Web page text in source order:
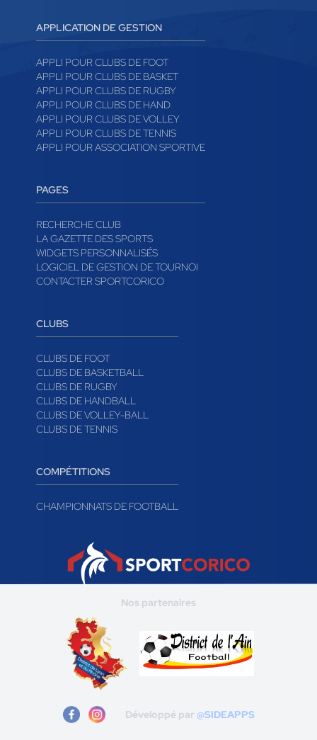
APPLICATION DE GESTION
APPLI POUR CLUBS DE FOOT
APPLI POUR CLUBS DE BASKET
APPLI POUR CLUBS DE RUGBY
APPLI POUR CLUBS DE HAND
APPLI POUR CLUBS DE VOLLEY
APPLI POUR CLUBS DE TENNIS
APPLI POUR ASSOCIATION SPORTIVE
PAGES
RECHERCHE CLUB
LA GAZETTE DES SPORTS
WIDGETS PERSONNALISÉS
LOGICIEL DE GESTION DE TOURNOI
CONTACTER SPORTCORICO
CLUBS
CLUBS DE FOOT
CLUBS DE BASKETBALL
CLUBS DE RUGBY
CLUBS DE HANDBALL
CLUBS DE VOLLEY-BALL
CLUBS DE TENNIS
COMPÉTITIONS
CHAMPIONNATS DE FOOTBALL
Nos partenaires
Développé par @SIDEAPPS